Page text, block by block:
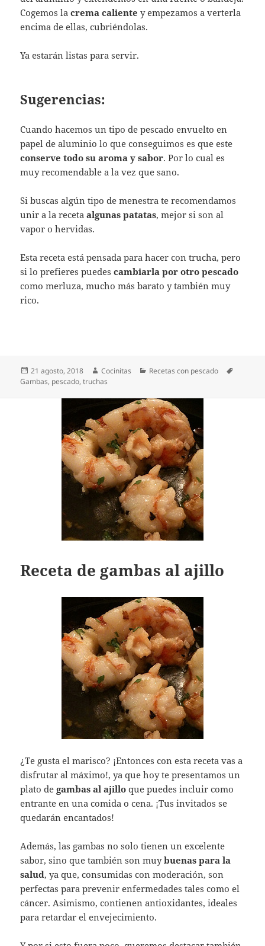
Cogemos la crema caliente y empezamos a verterla
encima de ellas, cubriéndolas.
Ya estarán listas para servir.
Sugerencias:
Cuando hacemos un tipo de pescado envuelto en
papel de aluminio lo que conseguimos es que este
conserve todo su aroma y sabor. Por lo cual es
muy recomendable a la vez que sano.
Si buscas algún tipo de menestra te recomendamos
unir a la receta algunas patatas, mejor si son al
vapor o hervidas.
Esta receta está pensada para hacer con trucha, pero
si lo prefieres puedescambiarla por otro pescado
como merluza, mucho más barato y también muy
rico.
Publicado
el
21 agosto, 2018 Autor
Cocinitas Categorías
Recetas con pescado
Gambas, pescado,truchas
Receta de gambas al ajillo
¿Te gusta el marisco? ¡Entonces con esta receta vas a
disfrutar al máximo!, ya que hoy te presentamos un
plato degambas al ajillo que puedes incluir como
entrante en una comida o cena. ¡Tus invitados se
quedarán encantados!
Además, las gambas no solo tienen un excelente
sabor, sino que también son muybuenas para la
salud, ya que, consumidas con moderación, son
perfectas para prevenir enfermedades tales como el
cáncer. Asimismo, contienen antioxidantes, ideales
para retardar el envejecimiento.